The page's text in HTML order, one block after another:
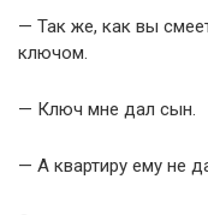
— Так же, как вы
ключом.
— Ключ мне дал сын.
— А квартиру ему не